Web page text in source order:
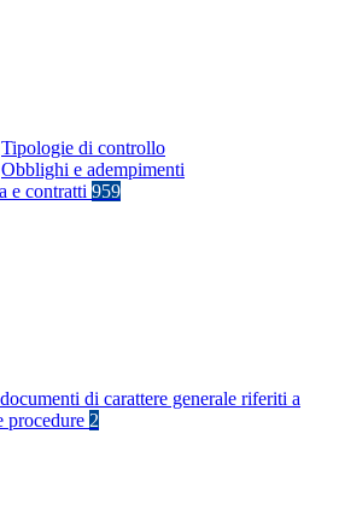
Tipologie di controllo
Obblighi e adempimenti
e contratti 959
di carattere generale riferiti a
procedure 2